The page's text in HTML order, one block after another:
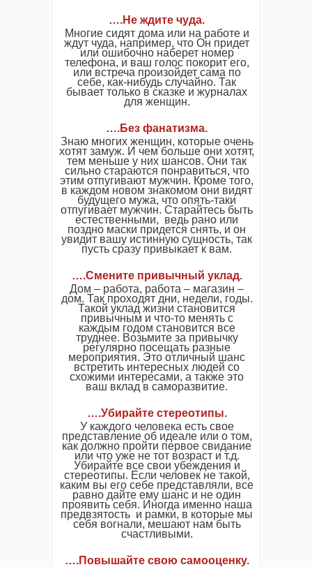
….Не ждите чуда.
Многие сидят дома или на работе и
ждут чуда, например, что Он придет
или ошибочно наберет номер
телефона, и ваш голос покорит его,
или встреча произойдет сама по
себе, как-нибудь случайно. Так
бывает только в сказке и журналах
для женщин.
….Без фанатизма.
Знаю многих женщин, которые очень
хотят замуж. И чем больше они хотят,
тем меньше у них шансов. Они так
сильно стараются понравиться, что
этим отпугивают мужчин. Кроме того,
в каждом новом знакомом они видят
будущего мужа, что опять-таки
отпугивает мужчин. Старайтесь быть
естественными, ведь рано или
поздно маски придется снять, и он
увидит вашу истинную сущность, так
пусть сразу привыкает к вам.
….Смените привычный уклад.
Дом – работа, работа – магазин –
дом. Так проходят дни, недели, годы.
Такой уклад жизни становится
привычным и что-то менять с
каждым годом становится все
труднее. Возьмите за привычку
регулярно посещать разные
мероприятия. Это отличный шанс
встретить интересных людей со
схожими интересами, а также это
ваш вклад в саморазвитие.
….Убирайте стереотипы.
У каждого человека есть свое
представление об идеале или о том,
как должно пройти первое свидание
или что уже не тот возраст и т.д.
Убирайте все свои убеждения и
стереотипы. Если человек не такой,
каким вы его себе представляли, все
равно дайте ему шанс и не один
проявить себя. Иногда именно наша
предвзятость и рамки, в которые мы
себя вогнали, мешают нам быть
счастливыми.
….Повышайте свою самооценку.